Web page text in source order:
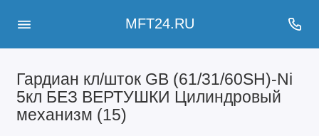
MFT24.RU
Гардиан кл/шток GB (61/31/60SH)-Ni
5кл БЕЗ ВЕРТУШКИ Цилиндровый
механизм (15)